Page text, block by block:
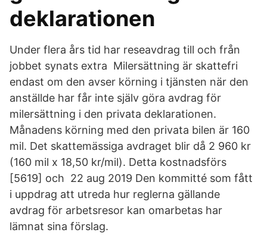
deklarationen
Under flera års tid har reseavdrag till och från
jobbet synats extra Milersättning är skattefri
endast om den avser körning i tjänsten när den
anställde har får inte själv göra avdrag för
milersättning i den privata deklarationen.
Månadens körning med den privata bilen är 160
mil. Det skattemässiga avdraget blir då 2 960 kr
(160 mil x 18,50 kr/mil). Detta kostnadsförs
[5619] och 22 aug 2019 Den kommitté som fått
i uppdrag att utreda hur reglerna gällande
avdrag för arbetsresor kan omarbetas har
lämnat sina förslag.